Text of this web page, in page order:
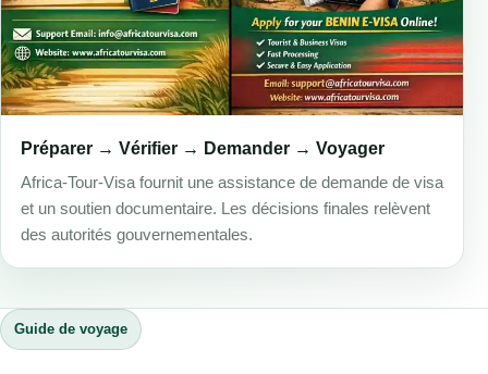
Préparer → Vérifier → Demander → Voyager
Africa-Tour-Visa fournit une assistance de demande de visa
et un soutien documentaire. Les décisions finales relèvent
des autorités gouvernementales.
Guide de voyage